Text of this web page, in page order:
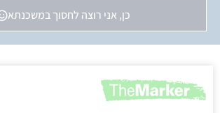
כן, אני רוצה לחסוך במשכנתא